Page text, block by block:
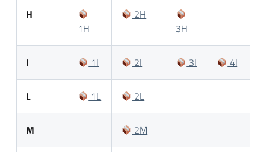
H
1H
2H
3H
I 1I 2I 3I 4I
L 1L 2L
M 2M